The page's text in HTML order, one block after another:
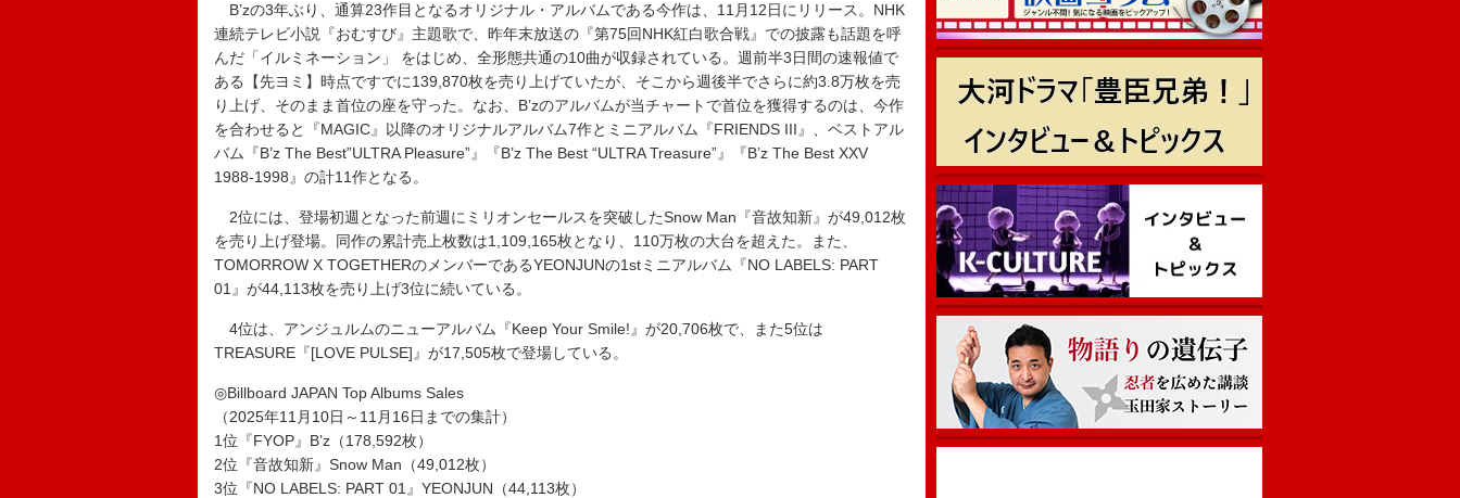
B’zの3年ぶり、通算23作目となるオリジナル・アルバムである今作は、11月12日にリリース。NHK
連続テレビ小説『おむすび』主題歌で、昨年末放送の『第75回NHK紅白歌合戦』での披露も話題を呼
んだ「イルミネーション」 をはじめ、全形態共通の10曲が収録されている。週前半3日間の速報値で
ある【先ヨミ】時点ですでに139,870枚を売り上げていたが、そこから週後半でさらに約3.8万枚を売
り上げ、そのまま首位の座を守った。なお、B’zのアルバムが当チャートで首位を獲得するのは、今作
を合わせると『MAGIC』以降のオリジナルアルバム7作とミニアルバム『FRIENDS III』、ベストアル
バム『B’z The Best”ULTRA Pleasure”』『B’z The Best “ULTRA Treasure”』『B’z The Best XXV
1988-1998』の計11作となる。
2位には、登場初週となった前週にミリオンセールスを突破したSnow Man『音故知新』が49,012枚
を売り上げ登場。同作の累計売上枚数は1,109,165枚となり、110万枚の大台を超えた。また、
TOMORROW X TOGETHERのメンバーであるYEONJUNの1stミニアルバム『NO LABELS: PART
01』が44,113枚を売り上げ3位に続いている。
4位は、アンジュルムのニューアルバム『Keep Your Smile!』が20,706枚で、また5位は
TREASURE『[LOVE PULSE]』が17,505枚で登場している。
◎Billboard JAPAN Top Albums Sales
（2025年11月10日～11月16日までの集計）
1位『FYOP』B’z（178,592枚）
2位『音故知新』Snow Man（49,012枚）
3位『NO LABELS: PART 01』YEONJUN（44,113枚）